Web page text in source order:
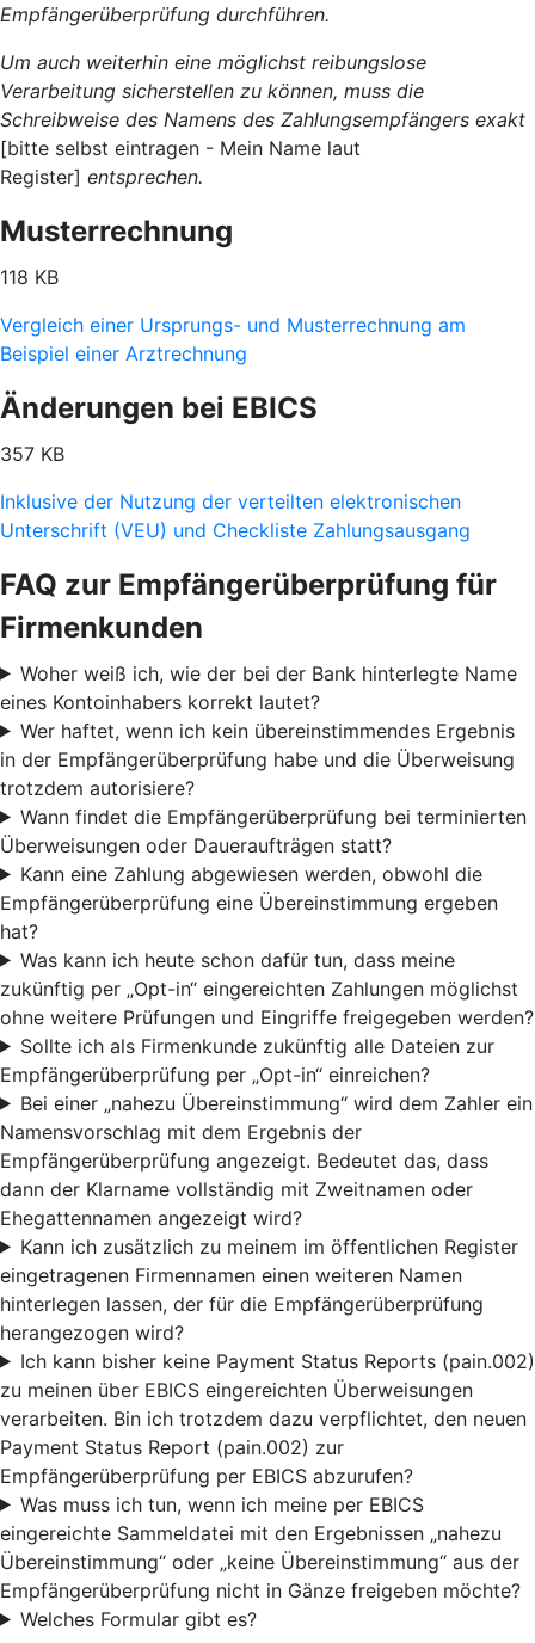
Empfängerüberprüfung durchführen.
Um auch weiterhin eine möglichst reibungslose
Verarbeitung sicherstellen zu können, muss die
Schreibweise des Namens des Zahlungsempfängers exakt
[bitte selbst eintragen - Mein Name laut
Register] entsprechen.
Musterrechnung
118 KB
Vergleich einer Ursprungs- und Musterrechnung am
Beispiel einer Arztrechnung
Änderungen bei EBICS
357 KB
Inklusive der Nutzung der verteilten elektronischen
Unterschrift (VEU) und Checkliste Zahlungsausgang
FAQ zur Empfängerüberprüfung für
Firmenkunden
Woher weiß ich, wie der bei der Bank hinterlegte Name
eines Kontoinhabers korrekt lautet?
Wer haftet, wenn ich kein übereinstimmendes Ergebnis
in der Empfängerüberprüfung habe und die Überweisung
trotzdem autorisiere?
Wann findet die Empfängerüberprüfung bei terminierten
Überweisungen oder Daueraufträgen statt?
Kann eine Zahlung abgewiesen werden, obwohl die
Empfängerüberprüfung eine Übereinstimmung ergeben
hat?
Was kann ich heute schon dafür tun, dass meine
zukünftig per „Opt-in“ eingereichten Zahlungen möglichst
ohne weitere Prüfungen und Eingriffe freigegeben werden?
Sollte ich als Firmenkunde zukünftig alle Dateien zur
Empfängerüberprüfung per „Opt-in“ einreichen?
Bei einer „nahezu Übereinstimmung“ wird dem Zahler ein
Namensvorschlag mit dem Ergebnis der
Empfängerüberprüfung angezeigt. Bedeutet das, dass
dann der Klarname vollständig mit Zweitnamen oder
Ehegattennamen angezeigt wird?
Kann ich zusätzlich zu meinem im öffentlichen Register
eingetragenen Firmennamen einen weiteren Namen
hinterlegen lassen, der für die Empfängerüberprüfung
herangezogen wird?
Ich kann bisher keine Payment Status Reports (pain.002)
zu meinen über EBICS eingereichten Überweisungen
verarbeiten. Bin ich trotzdem dazu verpflichtet, den neuen
Payment Status Report (pain.002) zur
Empfängerüberprüfung per EBICS abzurufen?
Was muss ich tun, wenn ich meine per EBICS
eingereichte Sammeldatei mit den Ergebnissen „nahezu
Übereinstimmung“ oder „keine Übereinstimmung“ aus der
Empfängerüberprüfung nicht in Gänze freigeben möchte?
Welches Formular gibt es?